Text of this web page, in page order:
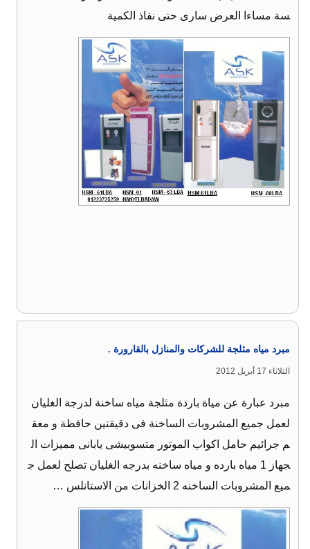
سة مساءا العرض سارى حتى نفاذ الكمية
مبرد مياه مثلجة للشركات والمنازل بالقارورة .
الثلاثاء 17 أبريل 2012
مبرد عبارة عن مياة باردة مثلجة مياه ساخنة لدرجة الغليان
لعمل جميع المشروبات الساخنة فى دقيقتين حافظة و معق
م جرائيم حامل اكواب الموتور متسوبيشى يابانى مميزات ال
جهاز 1 مياه بارده و مياه ساخنه بدرجه الغليان تصلح لعمل ج
ميع المشروبات الساخنه 2 الخزانات من الاستانلس …